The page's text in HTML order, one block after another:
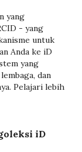
yang
- yang
untuk
Anda ke iD
yang
dan
Pelajari lebih
iD